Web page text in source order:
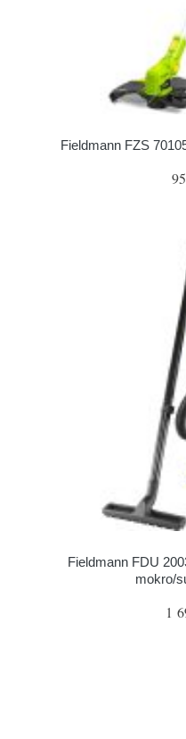
Fieldmann FZS
Fieldmann FDU
mokro/
1